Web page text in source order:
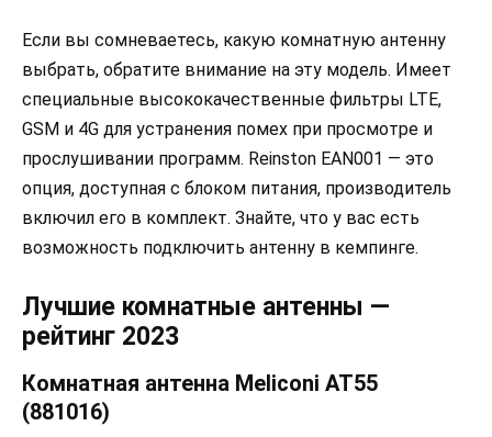
Если вы сомневаетесь, какую комнатную антенну
выбрать, обратите внимание на эту модель. Имеет
специальные высококачественные фильтры LTE,
GSM и 4G для устранения помех при просмотре и
прослушивании программ. Reinston EAN001 — это
опция, доступная с блоком питания, производитель
включил его в комплект. Знайте, что у вас есть
возможность подключить антенну в кемпинге.
Лучшие комнатные антенны —
рейтинг 2023
Комнатная антенна Meliconi AT55
(881016)